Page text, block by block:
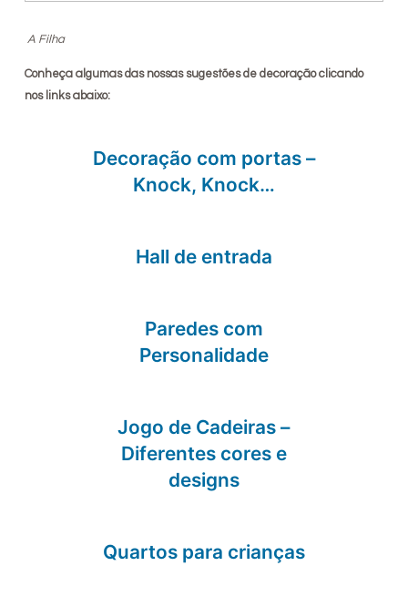
A Filha
Conheça algumas das nossas sugestões de decoração clicando
nos links abaixo:
Decoração com portas –
Knock, Knock…
Hall de entrada
Paredes com
Personalidade
Jogo de Cadeiras –
Diferentes cores e
designs
Quartos para crianças